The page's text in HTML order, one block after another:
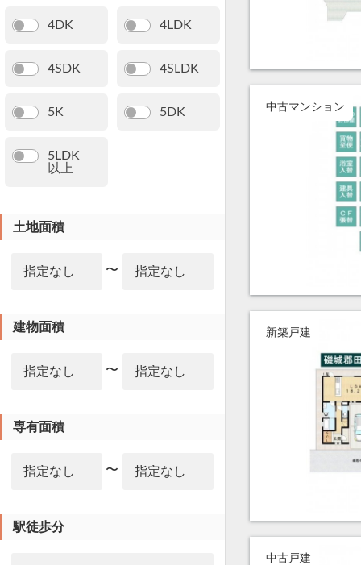
4DK 4LDK
4SDK 4SLDK
5K 5DK
5LDK
以上
土地面積
〜
建物面積
〜
専有面積
〜
駅徒歩分
中古マンション
新築戸建
中古戸建